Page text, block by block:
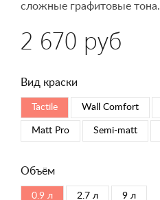
сложные графитовые тона.
2 670 руб
Вид краски
Tactile Wall Comfort
Matt Pro Semi-matt
Объём
0.9 л 2.7 л 9 л